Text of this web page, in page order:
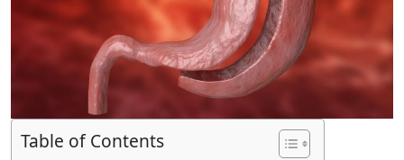
Table of Contents